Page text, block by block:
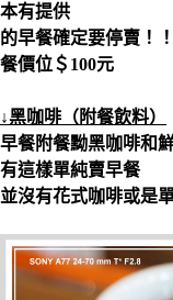
本有提供
的早餐確定要停賣！
餐價位＄100元
↓黑咖啡（附餐飲料）
早餐附餐黝黑咖啡和
有這樣單純賣早餐
並沒有花式咖啡或是